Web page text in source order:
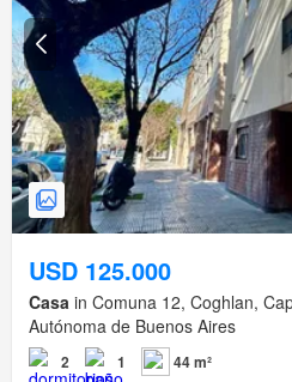
USD 125.000
Casa in Comuna 12, Coghlan,
Autónoma de Buenos Aires
2 1
44 m²